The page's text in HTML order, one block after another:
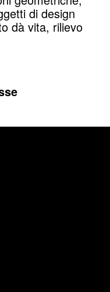
di design
dà vita, rilievo